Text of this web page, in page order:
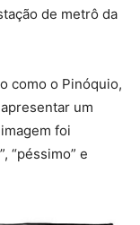
de metrô da
como o Pinóquio,
um
foi
“péssimo” e